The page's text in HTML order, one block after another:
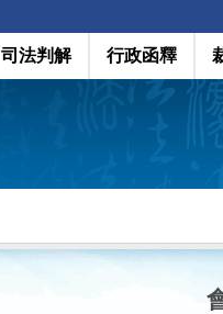
司法判解 行政函釋